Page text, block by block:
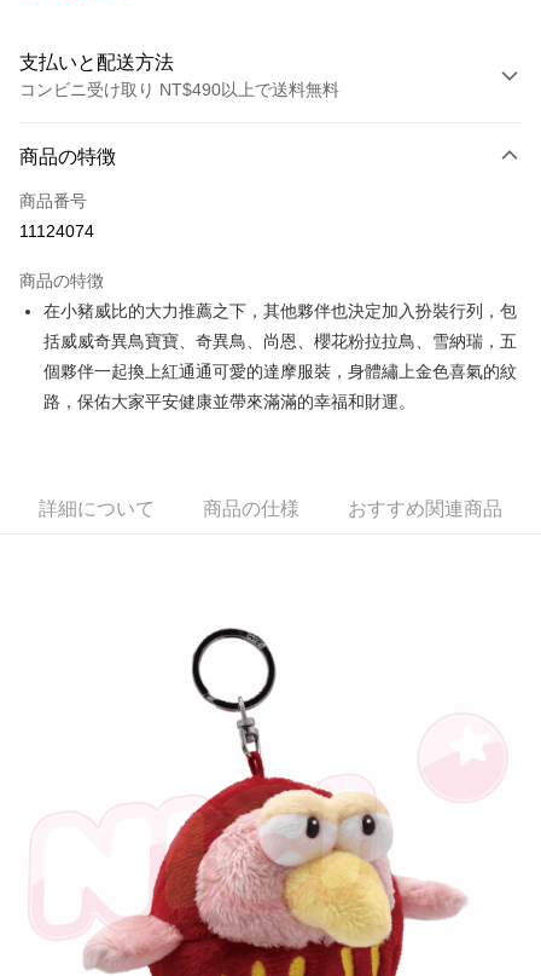
支払いと配送方法
コンビニ受け取り NT$490以上で送料無料
クレジットカード1回払い
コンビニ店頭代金引換
Apple Pay
JKOPAY
Easy Wallet
1.お支払い方法でAFTEE代金後払いを選択すると、携帯電話認証ウィンド
4.ご注文が完了すると、携帯に支払い通知のSMSが届きます。アプリ会員
の場合は、AFTEE アプリプッシュ通知が届きます。
5.商品受け取り時のお支払いは不要です。商品を確かめてから、SMSまた
はアプリの通知に従って、4大コンビニ、またはATM/オンラインバンキン
代金納付期限は最短で 14 日以内ですので、ご注意ください。AFTEE アプ
リをダウンロードして AFTEE 会員になるとお支払い期限を最長 45 日以内
まで延長できます。
お支払期限は、ショップが請求した期日と、AFTEEで延長できる日数をも
とに計算されます。AFTEEで注文すると、商品を受け取るまで支払い期限
を延長できますが、商品を期限内に受け取れない場合があります（例：予
約商品や商品到着日が比較的遅い商品）。そのため、商品到着の有無に関
わらず、AFTEEで指定された期限内にお支払いください。
二、支払い限度額
ATM払い
配送毎にNT$100、NT$490以上で送料無料
配送毎にNT$100、NT$490以上で送料無料
配送毎にNT$100、NT$990以上で送料無料
商品の特徴
商品番号
11124074
商品の特徴
在小豬威比的大力推薦之下，其他夥伴也決定加入扮裝行列，包
括威威奇異鳥寶寶、奇異鳥、尚恩、櫻花粉拉拉鳥、雪納瑞，五
個夥伴一起換上紅通通可愛的達摩服裝，身體繡上金色喜氣的紋
路，保佑大家平安健康並帶來滿滿的幸福和財運。
詳細について 商品の仕様 おすすめ関連商品